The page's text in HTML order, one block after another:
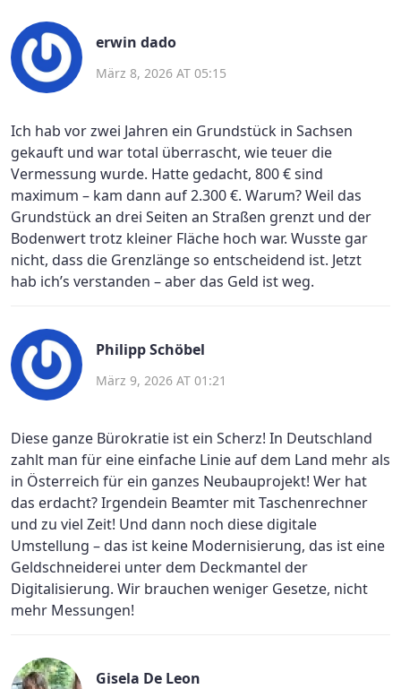
erwin dado
März 8, 2026 AT 05:15
Ich hab vor zwei Jahren ein Grundstück in Sachsen
gekauft und war total überrascht, wie teuer die
Vermessung wurde. Hatte gedacht, 800 € sind
maximum – kam dann auf 2.300 €. Warum? Weil das
Grundstück an drei Seiten an Straßen grenzt und der
Bodenwert trotz kleiner Fläche hoch war. Wusste gar
nicht, dass die Grenzlänge so entscheidend ist. Jetzt
hab ich’s verstanden – aber das Geld ist weg.
Philipp Schöbel
März 9, 2026 AT 01:21
Diese ganze Bürokratie ist ein Scherz! In Deutschland
zahlt man für eine einfache Linie auf dem Land mehr als
in Österreich für ein ganzes Neubauprojekt! Wer hat
das erdacht? Irgendein Beamter mit Taschenrechner
und zu viel Zeit! Und dann noch diese digitale
Umstellung – das ist keine Modernisierung, das ist eine
Geldschneiderei unter dem Deckmantel der
Digitalisierung. Wir brauchen weniger Gesetze, nicht
mehr Messungen!
Gisela De Leon